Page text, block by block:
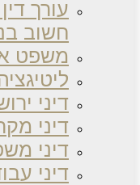
עורך דין
חשוב
משפט
ליטיגציה
דיני
דיני
דיני
דיני